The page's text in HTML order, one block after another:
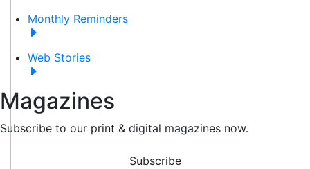
Monthly Reminders
Web Stories
Magazines
Subscribe to our print & digital magazines now.
Subscribe